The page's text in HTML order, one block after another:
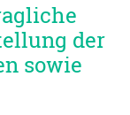
der
sowie